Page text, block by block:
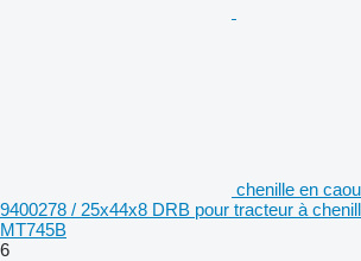
chenille en
9400278 / 25x44x8 DRB pour tracteur à
MT745B
6